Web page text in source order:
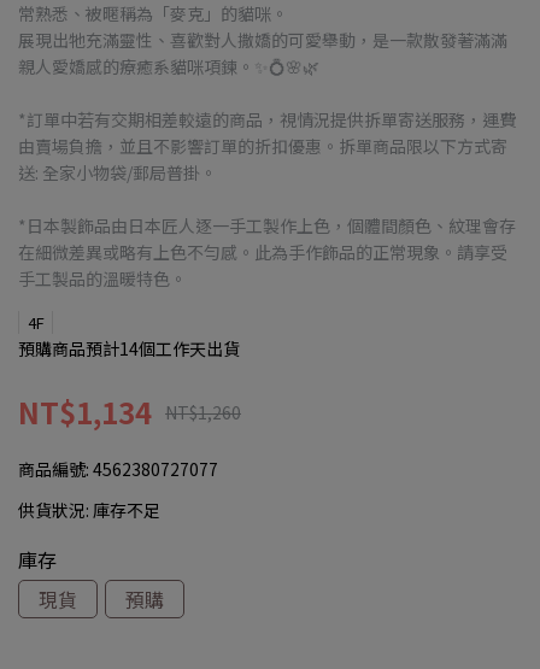
常熟悉、被暱稱為「麥克」的貓咪。
展現出牠充滿靈性、喜歡對人撒嬌的可愛舉動，是一款散發著滿滿
親人愛嬌感的療癒系貓咪項鍊。✨💍🌸🌿
*訂單中若有交期相差較遠的商品，視情況提供拆單寄送服務，運費
由賣場負擔，並且不影響訂單的折扣優惠。拆單商品限以下方式寄
送: 全家小物袋/郵局普掛。
*日本製飾品由日本匠人逐一手工製作上色，個體間顏色、紋理會存
在細微差異或略有上色不勻感。此為手作飾品的正常現象。請享受
手工製品的溫暖特色。
4F
預購商品預計14個工作天出貨
NT$1,134 NT$1,260
商品編號: 4562380727077
供貨狀況: 庫存不足
庫存
現貨
預購